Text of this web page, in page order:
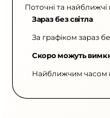
Поточні та найближчі
Зараз без світла
За графіком зараз
Скоро можуть
Найближчим часом